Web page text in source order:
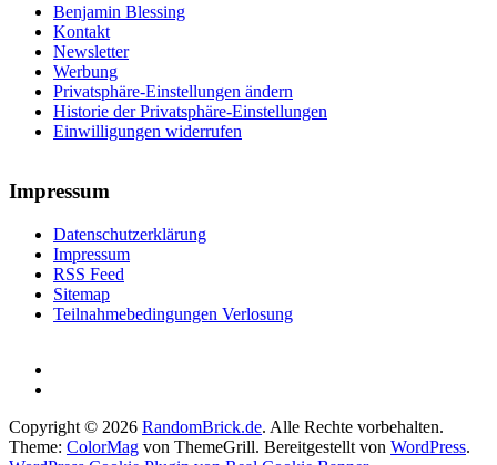
Benjamin Blessing
Kontakt
Newsletter
Werbung
Privatsphäre-Einstellungen ändern
Historie der Privatsphäre-Einstellungen
Einwilligungen widerrufen
Impressum
Datenschutzerklärung
Impressum
RSS Feed
Sitemap
Teilnahmebedingungen Verlosung
Copyright © 2026 RandomBrick.de. Alle Rechte vorbehalten.
Theme: ColorMag von ThemeGrill. Bereitgestellt von WordPress.